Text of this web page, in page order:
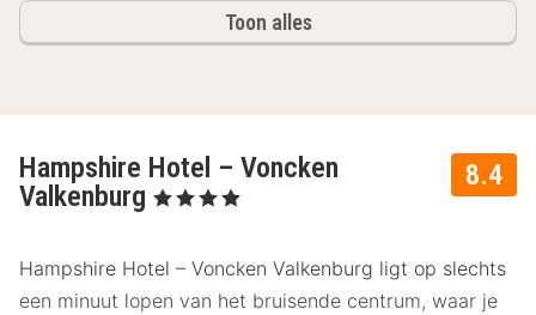
Toon alles
8.4
Hampshire Hotel – Voncken
Valkenburg , 4 Sterren
Hampshire Hotel – Voncken Valkenburg ligt op slechts
een minuut lopen van het bruisende centrum, waar je